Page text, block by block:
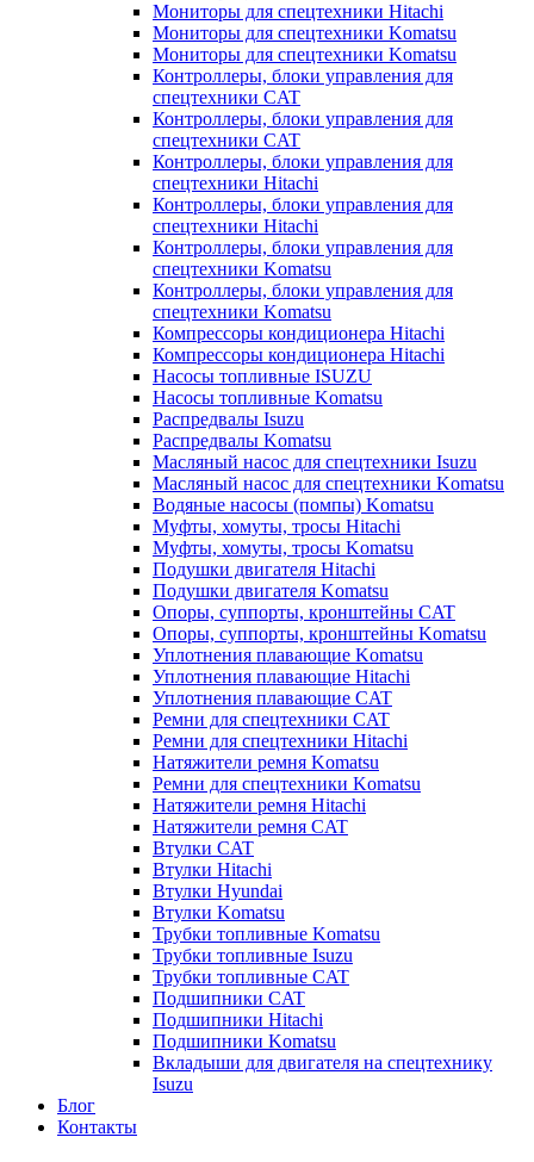
Мониторы для спецтехники Hitachi
Мониторы для спецтехники Komatsu
Мониторы для спецтехники Komatsu
Контроллеры, блоки управления для
спецтехники CAT
Контроллеры, блоки управления для
спецтехники CAT
Контроллеры, блоки управления для
спецтехники Hitachi
Контроллеры, блоки управления для
спецтехники Hitachi
Контроллеры, блоки управления для
спецтехники Komatsu
Контроллеры, блоки управления для
спецтехники Komatsu
Компрессоры кондиционера Hitachi
Компрессоры кондиционера Hitachi
Насосы топливные ISUZU
Насосы топливные Komatsu
Распредвалы Isuzu
Распредвалы Komatsu
Масляный насос для спецтехники Isuzu
Масляный насос для спецтехники Komatsu
Водяные насосы (помпы) Komatsu
Муфты, хомуты, тросы Hitachi
Муфты, хомуты, тросы Komatsu
Подушки двигателя Hitachi
Подушки двигателя Komatsu
Опоры, суппорты, кронштейны CAT
Опоры, суппорты, кронштейны Komatsu
Уплотнения плавающие Komatsu
Уплотнения плавающие Hitachi
Уплотнения плавающие CAT
Ремни для спецтехники CAT
Ремни для спецтехники Hitachi
Натяжители ремня Komatsu
Ремни для спецтехники Komatsu
Натяжители ремня Hitachi
Натяжители ремня CAT
Втулки CAT
Втулки Hitachi
Втулки Hyundai
Втулки Komatsu
Трубки топливные Komatsu
Трубки топливные Isuzu
Трубки топливные CAT
Подшипники CAT
Подшипники Hitachi
Подшипники Komatsu
Вкладыши для двигателя на спецтехнику
Isuzu
Блог
Контакты